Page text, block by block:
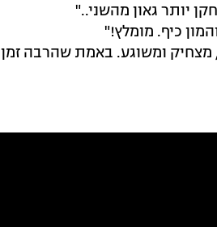
יותר גאון מהשני.."
כיף. מומלץ!"
מצחיק ומשוגע. באמת שהרבה זמן